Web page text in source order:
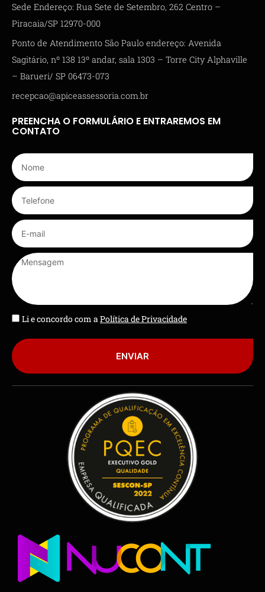
Sede Endereço: Rua Sete de Setembro, 262 Centro –
Piracaia/SP 12970-000
Ponto de Atendimento São Paulo endereço: Avenida
Sagitário, nº 138 13º andar, sala 1303 – Torre City Alphaville
– Barueri/ SP 06473-073
recepcao@apiceassessoria.com.br
PREENCHA O FORMULÁRIO E ENTRAREMOS EM
CONTATO
Li e concordo com aPolítica de Privacidade
ENVIAR